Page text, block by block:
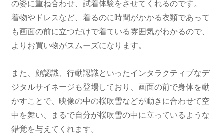
の姿に重ね合わせ、試着体験をさせてくれるのです。
着物やドレスなど、着るのに時間がかかる衣類であって
も画面の前に立つだけで着ている雰囲気がわかるので、
よりお買い物がスムーズになります。
また、顔認識、行動認識といったインタラクティブなデ
ジタルサイネージも登場しており、画面の前で身体を動
かすことで、映像の中の桜吹雪などが動きに合わせて空
中を舞い、まるで自分が桜吹雪の中に立っているような
錯覚を与えてくれます。